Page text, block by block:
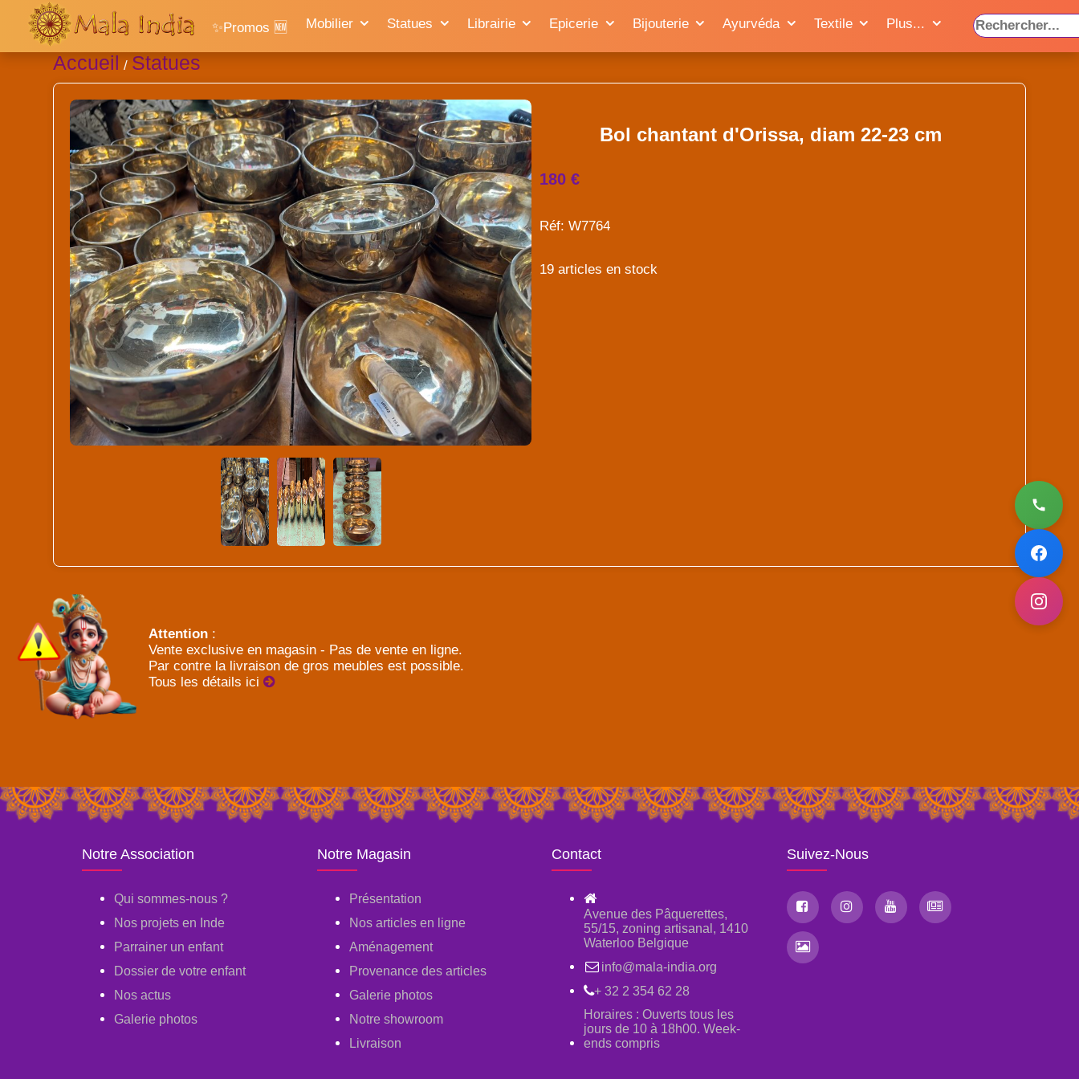
✨Promos 🆕 Mobilier Statues Librairie Epicerie Bijouterie Ayurvéda Textile Plus...
Accueil / Statues
Bol chantant d'Orissa, diam 22-23 cm
180 €
Réf: W7764
19 articles en stock
Attention :
Vente exclusive en magasin - Pas de vente en ligne.
Par contre la livraison de gros meubles est possible.
Tous les détails ici
Notre Association
Qui sommes-nous ?
Nos projets en Inde
Parrainer un enfant
Dossier de votre enfant
Nos actus
Galerie photos
Notre Magasin
Présentation
Nos articles en ligne
Aménagement
Provenance des articles
Galerie photos
Notre showroom
Livraison
Contact
Avenue des Pâquerettes,
55/15, zoning artisanal, 1410
Waterloo Belgique
info@mala-india.org
+ 32 2 354 62 28
Horaires : Ouverts tous les
jours de 10 à 18h00. Week-
ends compris
Suivez-Nous